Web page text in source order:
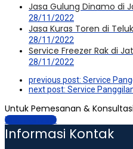
Jasa Gulung Dinamo di
28/11/2022
Jasa Kuras Toren di
28/11/2022
Service Freezer Rak di
28/11/2022
previous post: Service
next post: Service
Untuk Pemesanan &
Hubungi Kami
Informasi Kontak